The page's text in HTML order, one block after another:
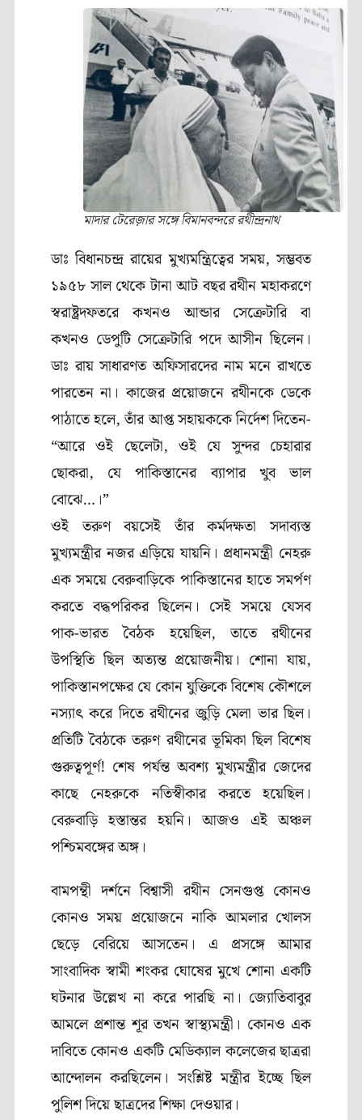
মাদার টেরেজ়ার সঙ্গে বিমানবন্দরে রথীন্দ্রনাথ
ডাঃ বিধানচন্দ্র রায়ের মুখ্যমন্ত্রিত্বের সময়, সম্ভবত
১৯৫৮ সাল থেকে টানা আট বছর রথীন মহাকরণে
স্বরাষ্ট্রদফতরে কখনও আন্ডার সেক্রেটারি বা
কখনও ডেপুটি সেক্রেটারি পদে আসীন ছিলেন।
ডাঃ রায় সাধারণত অফিসারদের নাম মনে রাখতে
পারতেন না। কাজের প্রয়োজনে রথীনকে ডেকে
পাঠাতে হলে, তাঁর আপ্ত সহায়ককে নির্দেশ দিতেন-
“আরে ওই ছেলেটা, ওই যে সুন্দর চেহারার
ছোকরা, যে পাকিস্তানের ব্যাপার খুব ভাল
বোঝে…।”
ওই তরুণ বয়সেই তাঁর কর্মদক্ষতা সদাব্যস্ত
মুখ্যমন্ত্রীর নজর এড়িয়ে যায়নি। প্রধানমন্ত্রী নেহরু
এক সময়ে বেরুবাড়িকে পাকিস্তানের হাতে সমর্পণ
করতে বদ্ধপরিকর ছিলেন। সেই সময়ে যেসব
পাক-ভারত বৈঠক হয়েছিল, তাতে রথীনের
উপস্থিতি ছিল অত্যন্ত প্রয়োজনীয়। শোনা যায়,
পাকিস্তানপক্ষের যে কোন যুক্তিকে বিশেষ কৌশলে
নস্যাৎ করে দিতে রথীনের জুড়ি মেলা ভার ছিল।
প্রতিটি বৈঠকে তরুণ রথীনের ভূমিকা ছিল বিশেষ
গুরুত্বপূর্ণ! শেষ পর্যন্ত অবশ্য মুখ্যমন্ত্রীর জেদের
কাছে নেহরুকে নতিস্বীকার করতে হয়েছিল।
বেরুবাড়ি হস্তান্তর হয়নি। আজও এই অঞ্চল
পশ্চিমবঙ্গের অঙ্গ।
বামপন্থী দর্শনে বিশ্বাসী রথীন সেনগুপ্ত কোনও
কোনও সময় প্রয়োজনে নাকি আমলার খোলস
ছেড়ে বেরিয়ে আসতেন। এ প্রসঙ্গে আমার
সাংবাদিক স্বামী শংকর ঘোষের মুখে শোনা একটি
ঘটনার উল্লেখ না করে পারছি না। জ্যোতিবাবুর
আমলে প্রশান্ত শূর তখন স্বাস্থ্যমন্ত্রী। কোনও এক
দাবিতে কোনও একটি মেডিক্যাল কলেজের ছাত্ররা
আন্দোলন করছিলেন। সংশ্লিষ্ট মন্ত্রীর ইচ্ছে ছিল
পুলিশ দিয়ে ছাত্রদের শিক্ষা দেওয়ার।